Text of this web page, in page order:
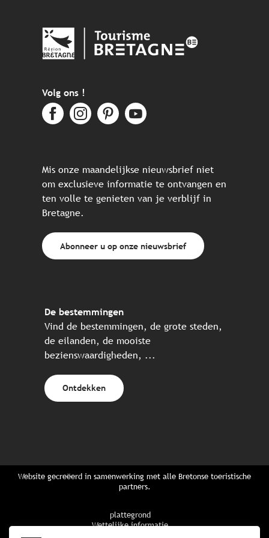
Volg ons !
Mis onze maandelijkse nieuwsbrief niet
om exclusieve informatie te ontvangen en
ten volle te genieten van je verblijf in
Bretagne.
Abonneer u op onze nieuwsbrief
De bestemmingen
Vind de bestemmingen, de grote steden,
de eilanden, de mooiste
bezienswaardigheden, ...
Ontdekken
Website gecreëerd in samenwerking met alle Bretonse toeristische
partners.
plattegrond
Wettelijke informatie